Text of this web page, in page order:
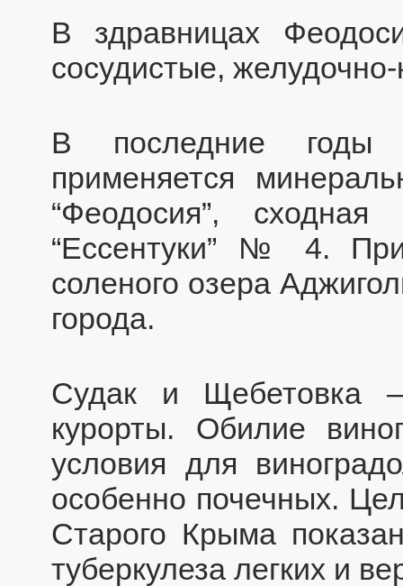
В здравницах
сосудистые,
В последние годы
применяется
“Феодосия”,
“Ессентуки” № 4.
соленого озера
города.
Судак и Щебетовка —
курорты. Обилие
условия для
особенно почечных.
Старого Крыма
туберкулеза легких и